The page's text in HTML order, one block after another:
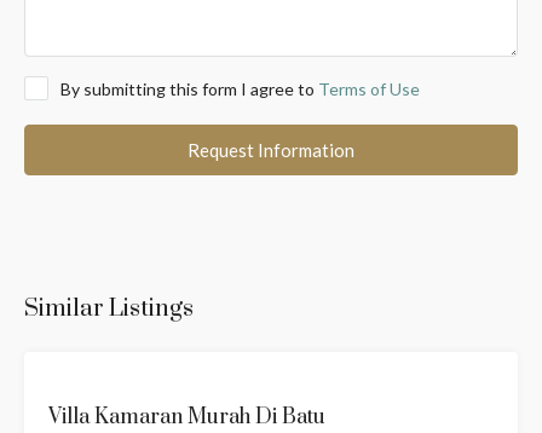
By submitting this form I agree to Terms of Use
Request Information
Similar Listings
Villa Kamaran Murah Di Batu